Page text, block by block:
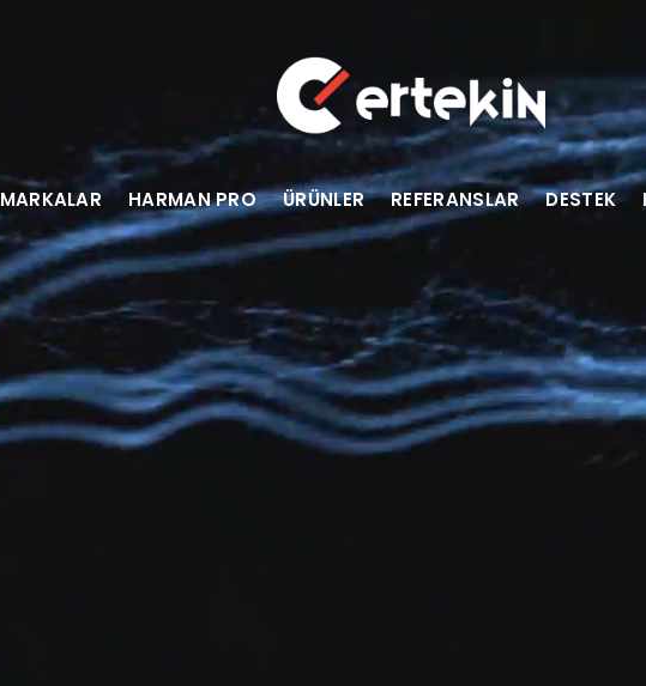
MARKALAR HARMAN PRO ÜRÜNLER REFERANSLAR DESTEK